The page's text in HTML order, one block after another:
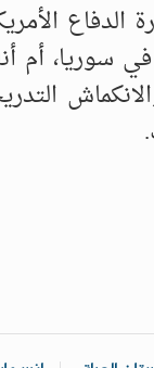
الدفاع
في سوريا،